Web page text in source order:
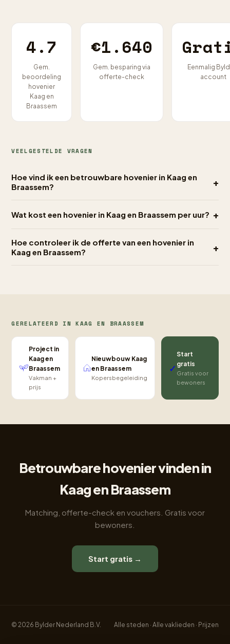
4.7
Gem.
beoordeling
hovenier
Kaag en
Braassem
€1.640
Gem. besparing via
offerte-check
Eenmalig
account
VEELGESTELDE VRAGEN
Hoe vind ik een betrouwbare hovenier in Kaag en
Braassem?
+
Wat kost een hovenier in Kaag en Braassem per uur? +
Hoe controleer ik de offerte van een hovenier in
Kaag en Braassem?
+
GERELATEERD IN KAAG EN BRAASSEM
Project in
Kaag en
Braassem
Vakman +
prijs
Nieuwbouw Kaag
en Braassem
Kopersbegeleiding
✓
Start
gratis
Gratis voor
bewoners
Betrouwbare hovenier vinden in
Kaag en Braassem
Matching, offerte-check en vouchers. Gratis voor
bewoners.
Start gratis →
© 2026 Bylder Nederland B.V. Alle steden · Alle vaklieden · Prijzen